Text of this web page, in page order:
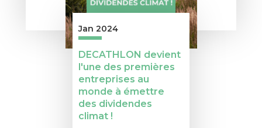
Jan 2024
DECATHLON devient
l'une des premières
entreprises au
monde à émettre
des dividendes
climat !